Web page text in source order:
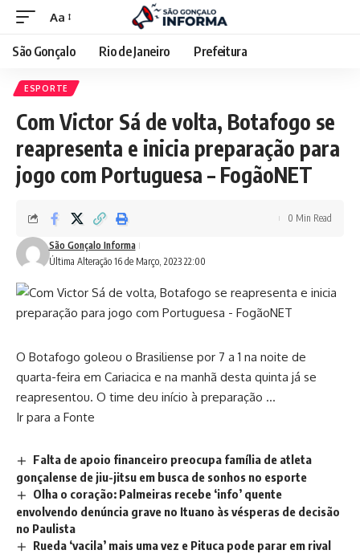
Aa
São Gonçalo Rio de Janeiro Prefeitura
ESPORTE
Com Victor Sá de volta, Botafogo se
reapresenta e inicia preparação para
jogo com Portuguesa – FogãoNET
Última Alteração 16 de Março, 2023 22:00
São Gonçalo Informa
0 Min Read
O Botafogo goleou o Brasiliense por 7 a 1 na noite de
quarta-feira em Cariacica e na manhã desta quinta já se
reapresentou. O time deu início à preparação …
Ir para a Fonte
Falta de apoio financeiro preocupa família de atleta
gonçalense de jiu-jitsu em busca de sonhos no esporte
Olha o coração: Palmeiras recebe ‘info’ quente
envolvendo denúncia grave no Ituano às vésperas de decisão
no Paulista
Rueda ‘vacila’ mais uma vez e Pituca pode parar em rival